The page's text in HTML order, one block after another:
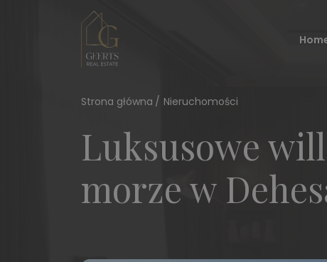
Strona główna Nieruchomości
Luksusowe
morze w